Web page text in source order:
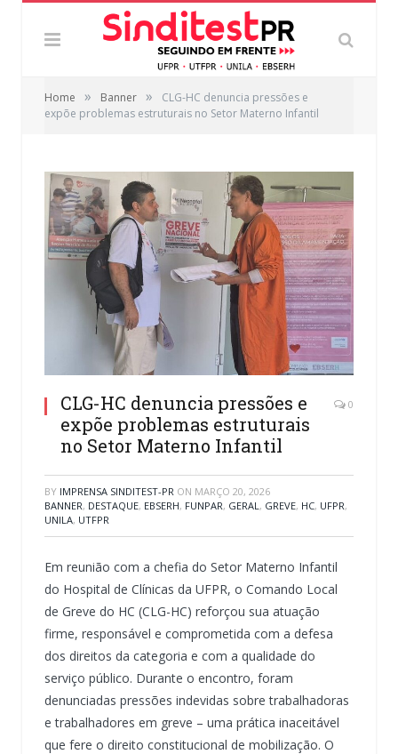
Home » Banner »
CLG-HC denuncia pressões e
expõe problemas estruturais no Setor Materno Infantil
CLG-HC denuncia pressões e
expõe problemas estruturais
no Setor Materno Infantil
0
BY IMPRENSA SINDITEST-PR ON MARÇO 20, 2026
BANNER, DESTAQUE, EBSERH, FUNPAR, GERAL , GREVE, HC, UFPR,
UNILA, UTFPR
Em reunião com a chefia do Setor Materno Infantil
do Hospital de Clínicas da UFPR, o Comando Local
de Greve do HC (CLG-HC) reforçou sua atuação
firme, responsável e comprometida com a defesa
dos direitos da categoria e com a qualidade do
serviço público. Durante o encontro, foram
denunciadas pressões indevidas sobre trabalhadoras
e trabalhadores em greve – uma prática inaceitável
que fere o direito constitucional de mobilização. O